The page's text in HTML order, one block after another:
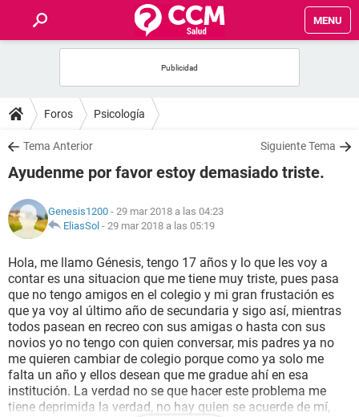
MENU
FOROS
SALUD
FAMILIA
NUTRICIÓN
BIENESTAR
SEXUALIDAD
GLOSARIO
Foros Psicología
Tema Anterior Siguiente Tema
Ayudenme por favor estoy demasiado triste.
Genesis1200 - 29 mar 2018 a las 04:23
EliasSol - 29 mar 2018 a las 05:19
Hola, me llamo Génesis, tengo 17 años y lo que les voy a
contar es una situacion que me tiene muy triste, pues pasa
que no tengo amigos en el colegio y mi gran frustación es
que ya voy al último año de secundaria y sigo así, mientras
todos pasean en recreo con sus amigas o hasta con sus
novios yo no tengo con quien conversar, mis padres ya no
me quieren cambiar de colegio porque como ya solo me
falta un año y ellos desean que me gradue ahí en esa
institución. La verdad no se que hacer este problema me
tiene deprimida la verdad, no hay quien se acuerde de mí,